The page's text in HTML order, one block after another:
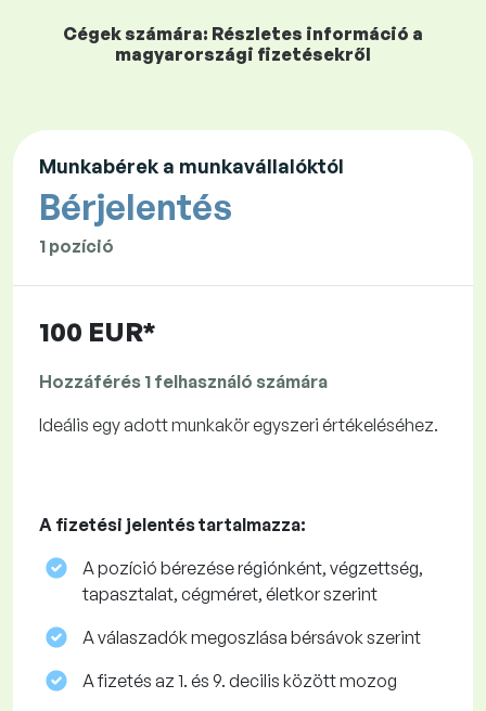
Cégek számára: Részletes információ a
magyarországi fizetésekről
Munkabérek a munkavállalóktól
Bérjelentés
1 pozíció
100 EUR*
Hozzáférés 1 felhasználó számára
Ideális egy adott munkakör egyszeri értékeléséhez.
A fizetési jelentés tartalmazza:
A pozíció bérezése régiónként, végzettség,
tapasztalat, cégméret, életkor szerint
A válaszadók megoszlása ​​bérsávok szerint
A fizetés az 1. és 9. decilis között mozog